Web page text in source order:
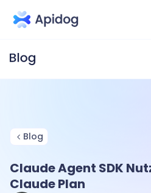
Blog
Claude Agent SDK
Claude Plan